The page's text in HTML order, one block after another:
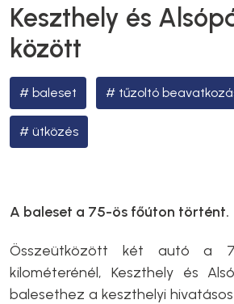
Keszthely és
között
baleset tűzoltó
ütközés
A baleset a 75-ös főúton történt.
Összeütközött két autó a
kilométerénél, Keszthely és
balesethez a keszthelyi